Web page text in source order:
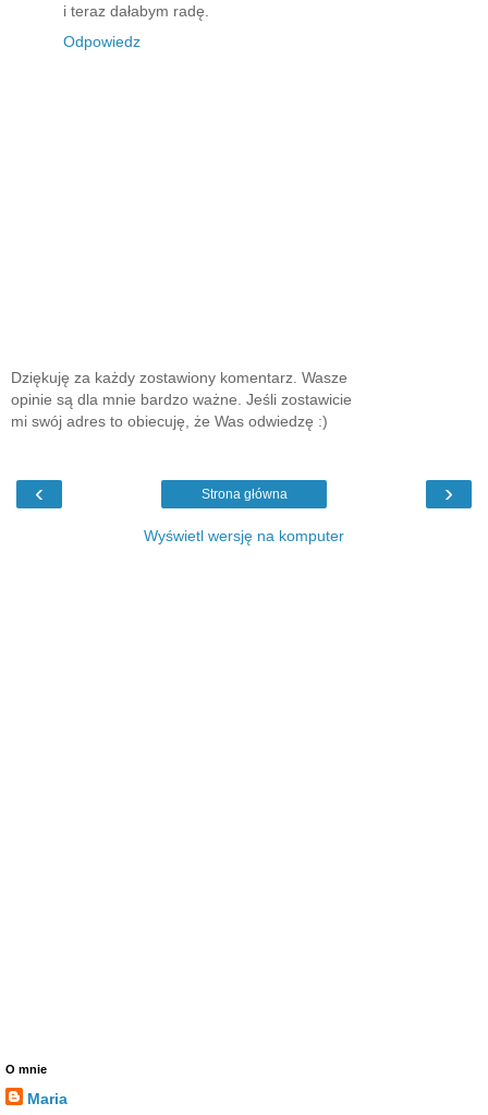
i teraz dałabym radę.
Odpowiedz
Dziękuję za każdy zostawiony komentarz. Wasze
opinie są dla mnie bardzo ważne. Jeśli zostawicie
mi swój adres to obiecuję, że Was odwiedzę :)
‹ ›
Strona główna
Wyświetl wersję na komputer
O mnie
Maria